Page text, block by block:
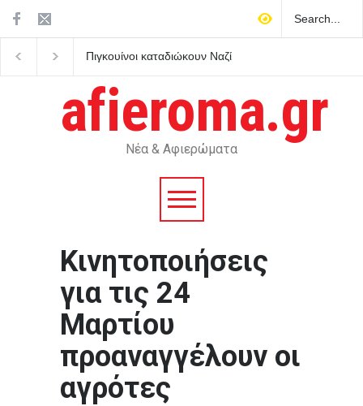
Πιγκουίνοι καταδιώκουν Ναζί
αποικιοκρατίας
afieroma.gr
Νέα & Αφιερώματα
Κινητοποιήσεις
για τις 24
Μαρτίου
προαναγγέλουν οι
αγρότες